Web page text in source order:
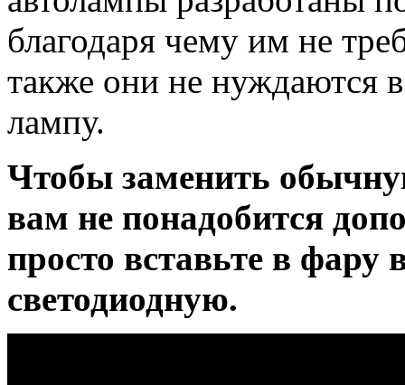
благодаря чему им не
также они не нуждаются
лампу.
Чтобы заменить
вам не понадобится
просто вставьте в
светодиодную.